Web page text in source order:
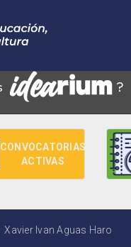
CONVOCATORIAS
ACTIVAS
Xavier Ivan Aguas Haro